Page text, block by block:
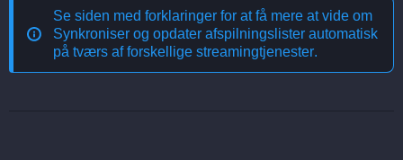
Se siden med forklaringer for at få mere at vide om
Synkroniser og opdater afspilningslister automatisk
på tværs af forskellige streamingtjenester.